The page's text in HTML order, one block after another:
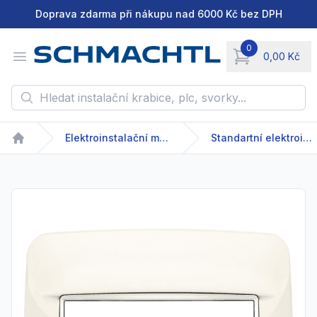
Doprava zdarma při nákupu nad 6000 Kč bez DPH
Open menu
0
0,00 Kč
items in cart,
Hledat instalační krabice, plc, svorky...
Home
Elektroinstalační materiál Standartní elektroinstalační přístroje